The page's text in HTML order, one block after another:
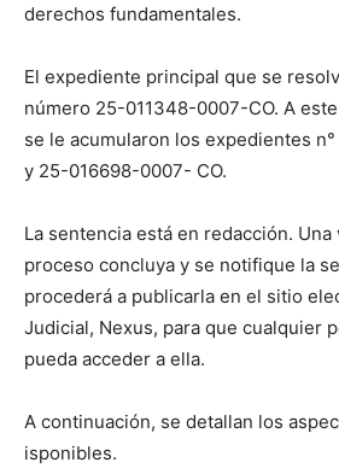
derechos fundamentales.
El expediente principal que se
número 25-011348-0007-CO. A
se le acumularon los expedientes
y 25-016698-0007- CO.
La sentencia está en redacción.
proceso concluya y se notifique la
procederá a publicarla en el sitio
Judicial, Nexus, para que cualquier
pueda acceder a ella.
A continuación, se detallan los
isponibles.